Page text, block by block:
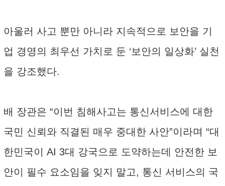
아울러 사고 뿐만 아니라 지속적으로 보안을 기
업 경영의 최우선 가치로 둔 ‘보안의 일상화’ 실천
을 강조했다.
배 장관은 “이번 침해사고는 통신서비스에 대한
국민 신뢰와 직결된 매우 중대한 사안”이라며 “대
한민국이 AI 3대 강국으로 도약하는데 안전한 보
안이 필수 요소임을 잊지 말고, 통신 서비스의 국